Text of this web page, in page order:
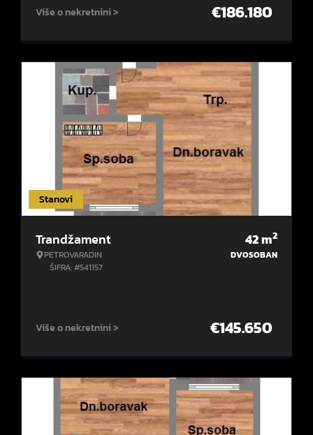
Više o nekretnini > €186.180
Stanovi
Trandžament
PETROVARADIN
ŠIFRA: #541157
42m2
DVOSOBAN
Više o nekretnini > €145.650